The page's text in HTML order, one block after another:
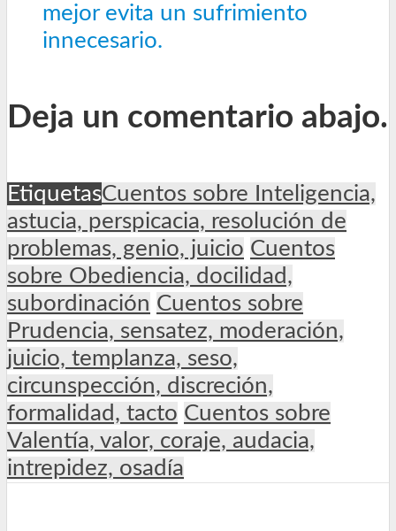
mejor evita un sufrimiento
innecesario.
Deja un comentario abajo.
EtiquetasCuentos sobre Inteligencia,
astucia, perspicacia, resolución de
problemas, genio, juicio Cuentos
sobre Obediencia, docilidad,
subordinación Cuentos sobre
Prudencia, sensatez, moderación,
juicio, templanza, seso,
circunspección, discreción,
formalidad, tacto Cuentos sobre
Valentía, valor, coraje, audacia,
intrepidez, osadía